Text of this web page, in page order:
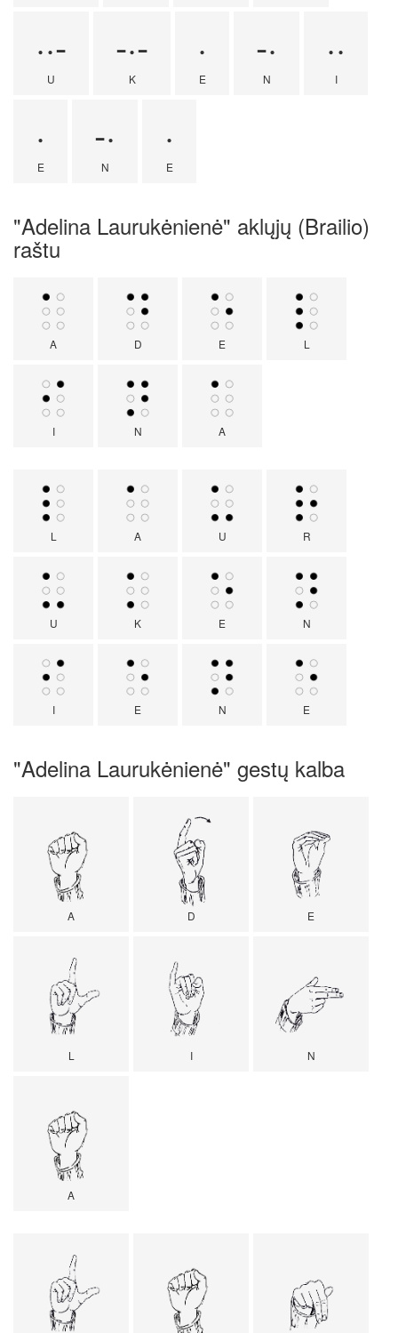
··-
U
-·-
K
·
E
-·
N
··
I
·
E
-·
N
·
E
"Adelina Laurukėnienė" aklųjų (Brailio)
raštu
A D E L
I N A
L A U R
U K E N
I E N E
"Adelina Laurukėnienė" gestų kalba
A D E
L I N
A